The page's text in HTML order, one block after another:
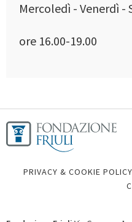
Mercoledì - Venerdì -
ore 16.00-19.00
PRIVACY & COOKIE POLICY